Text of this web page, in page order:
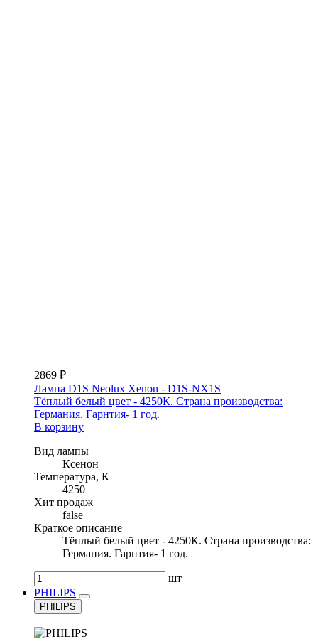
2869 ₽
Лампа D1S Neolux Xenon - D1S-NX1S
Тёплый белый цвет - 4250К. Страна производства:
Германия. Гарнтия- 1 год.
В корзину
Вид лампы
Ксенон
Температура, К
4250
Хит продаж
false
Краткое описание
Тёплый белый цвет - 4250К. Страна производства:
Германия. Гарнтия- 1 год.
шт
PHILIPS
PHILIPS